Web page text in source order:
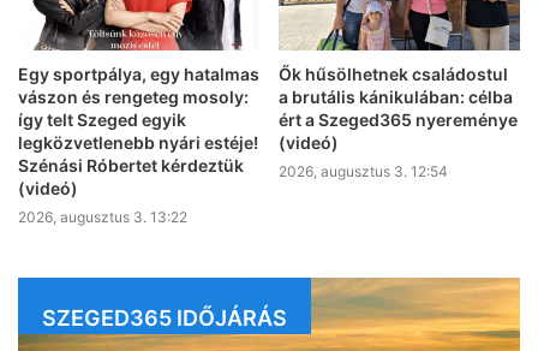
Egy sportpálya, egy hatalmas
vászon és rengeteg mosoly:
így telt Szeged egyik
legközvetlenebb nyári estéje!
Szénási Róbertet kérdeztük
(videó)
2026, augusztus 3. 13:22
Ők hűsölhetnek családostul
a brutális kánikulában: célba
ért a Szeged365 nyereménye
(videó)
2026, augusztus 3. 12:54
SZEGED365 IDŐJÁRÁS